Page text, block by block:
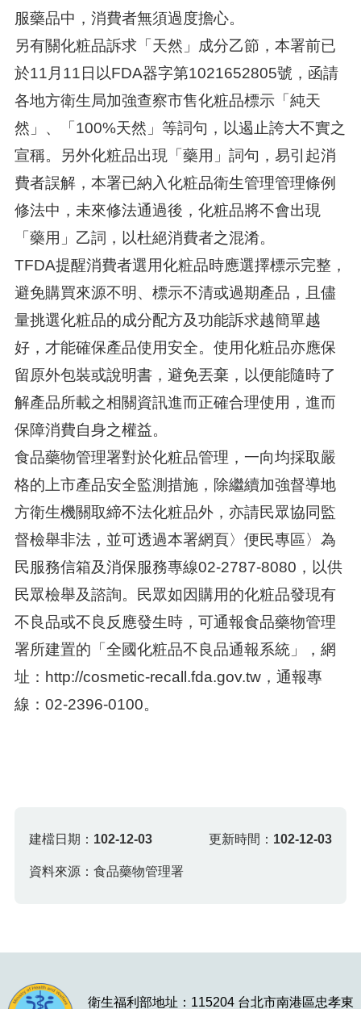
服藥品中，消費者無須過度擔心。
另有關化粧品訴求「天然」成分乙節，本署前已
於11月11日以FDA器字第1021652805號，函請
各地方衛生局加強查察市售化粧品標示「純天
然」、「100%天然」等詞句，以遏止誇大不實之
宣稱。另外化粧品出現「藥用」詞句，易引起消
費者誤解，本署已納入化粧品衛生管理管理條例
修法中，未來修法通過後，化粧品將不會出現
「藥用」乙詞，以杜絕消費者之混淆。
TFDA提醒消費者選用化粧品時應選擇標示完整，
避免購買來源不明、標示不清或過期產品，且儘
量挑選化粧品的成分配方及功能訴求越簡單越
好，才能確保產品使用安全。使用化粧品亦應保
留原外包裝或說明書，避免丟棄，以便能隨時了
解產品所載之相關資訊進而正確合理使用，進而
保障消費自身之權益。
食品藥物管理署對於化粧品管理，一向均採取嚴
格的上市產品安全監測措施，除繼續加強督導地
方衛生機關取締不法化粧品外，亦請民眾協同監
督檢舉非法，並可透過本署網頁〉便民專區〉為
民服務信箱及消保服務專線02-2787-8080，以供
民眾檢舉及諮詢。民眾如因購用的化粧品發現有
不良品或不良反應發生時，可通報食品藥物管理
署所建置的「全國化粧品不良品通報系統」，網
址：http://cosmetic-recall.fda.gov.tw，通報專
線：02-2396-0100。
建檔日期： 102-12-03 更新時間： 102-12-03
資料來源：食品藥物管理署
衛生福利部地址：115204 台北市南港區忠孝東